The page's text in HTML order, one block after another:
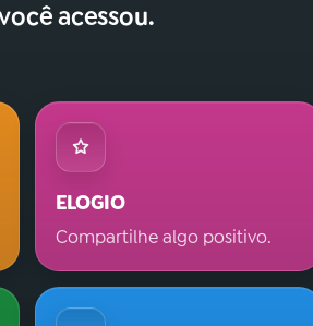
acessou.
ELOGIO
Compartilhe algo positivo.